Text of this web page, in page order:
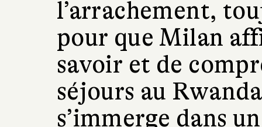
l’arrachement,
pour que Milan
savoir et de
séjours au
s’immerge dans